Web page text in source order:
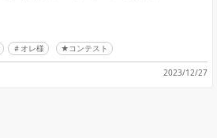
オレ様 ★コンテスト
2023/12/27